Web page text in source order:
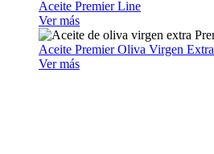
Aceite Premier Line
Ver más
Aceite Premier Oliva Virgen Extra
Ver más